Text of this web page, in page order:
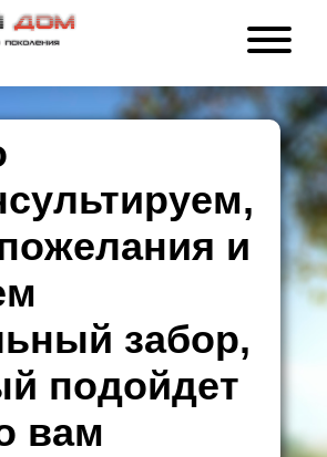
и
забор,
подойдет
вам